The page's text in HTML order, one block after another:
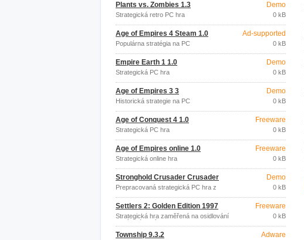
Plants vs. Zombies 1.3
Strategická retro PC hra
Demo
0 kB
Age of Empires 4 Steam 1.0
Populárna stratégia na PC
Ad-supported
0 kB
Empire Earth 1 1.0
Strategická PC hra
Demo
0 kB
Age of Empires 3 3
Historická strategie na PC
Demo
0 kB
Age of Conquest 4 1.0
Strategická PC hra
Freeware
0 kB
Age of Empires online 1.0
Strategická online hra
Freeware
0 kB
Stronghold Crusader Crusader
Prepracovaná strategická PC hra z
Demo
0 kB
Settlers 2: Golden Edition 1997
Strategická hra zaměřená na osidlování
nových území
Freeware
0 kB
Township 9.3.2 Adware